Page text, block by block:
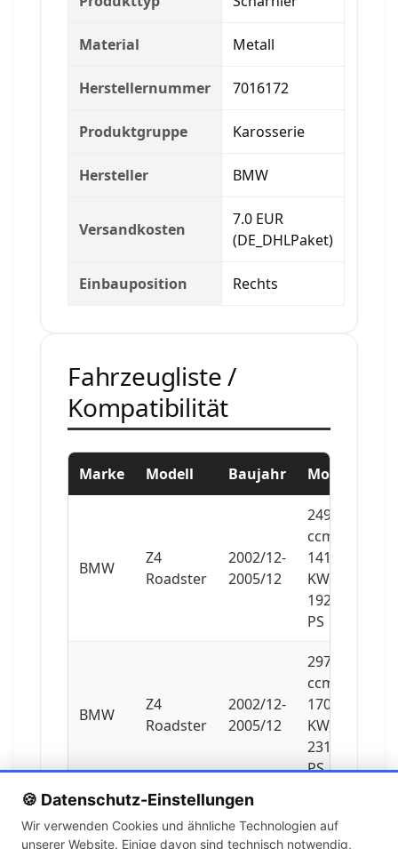
🍪 Datenschutz-Einstellungen
Wir verwenden Cookies und ähnliche Technologien auf
unserer Website. Einige davon sind technisch notwendig,
Material Metall
Herstellernummer 7016172
Produktgruppe Karosserie
Hersteller BMW
Versandkosten
7.0 EUR
(DE_DHLPaket)
Einbauposition Rechts
Fahrzeugliste /
Kompatibilität
Marke Modell Baujahr Motor
BMW
Z4
Roadster
2002/12-
2005/12
2494
ccm,
141
KW,
192
PS
BMW
Z4
Roadster
2002/12-
2005/12
2979
ccm,
170
KW,
231
PS
ccm,